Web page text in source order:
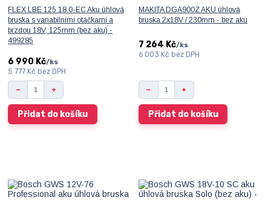
FLEX LBE 125 18.0-EC Aku úhlová
bruska s variabilními otáčkami a
brzdou 18V, 125mm (bez aku) -
499285
6 990 Kč/ks
5 777 Kč bez DPH
Přidat do košíku
MAKITA DGA900Z AKU úhlová
bruska 2x18V / 230mm - bez aku
7 264 Kč/ks
6 003 Kč bez DPH
Přidat do košíku